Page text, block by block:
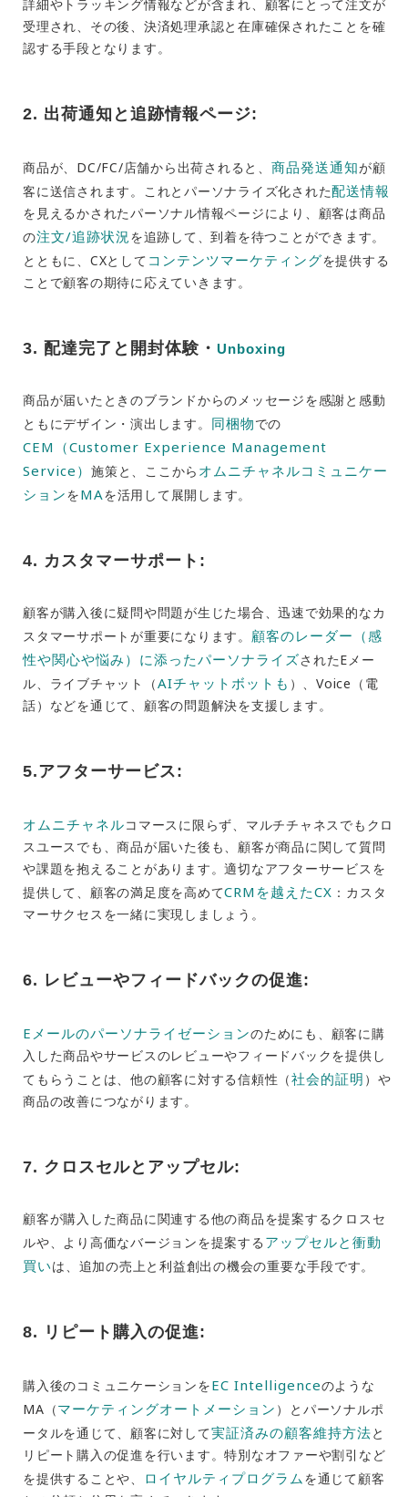
詳細やトラッキング情報などが含まれ、顧客にとって注文が
受理され、その後、決済処理承認と在庫確保されたことを確
認する手段となります。
2. 出荷通知と追跡情報ページ:
商品が、DC/FC/店舗から出荷されると、 商品発送通知が顧
客に送信されます。これとパーソナライズ化された配送情報
を見えるかされたパーソナル情報ページにより、顧客は商品
の注文/追跡状況を追跡して、到着を待つことができます。
とともに、CXとして コンテンツマーケティングを提供する
ことで顧客の期待に応えていきます。
3. 配達完了と開封体験・ Unboxing
商品が届いたときのブランドからのメッセージを感謝と感動
ともにデザイン・演出します。 同梱物での
CEM（Customer Experience Management
Service） 施策と、ここから オムニチャネルコミュニケー
ションをMAを活用して展開します。
4. カスタマーサポート:
顧客が購入後に疑問や問題が生じた場合、迅速で効果的なカ
スタマーサポートが重要になります。 顧客のレーダー（感
性や関心や悩み）に添ったパーソナライズされたEメー
ル、ライブチャット（AIチャットボットも ）、Voice（電
話）などを通じて、顧客の問題解決を支援します。
5.アフターサービス:
オムニチャネルコマースに限らず、マルチチャネスでもクロ
スユースでも、商品が届いた後も、顧客が商品に関して質問
や課題を抱えることがあります。適切なアフターサービスを
提供して、顧客の満足度を高めてCRMを越えたCX ：カスタ
マーサクセスを一緒に実現しましょう。
6. レビューやフィードバックの促進:
Eメールのパーソナライゼーションのためにも、顧客に購
入した商品やサービスのレビューやフィードバックを提供し
てもらうことは、他の顧客に対する信頼性（社会的証明 ）や
商品の改善につながります。
7. クロスセルとアップセル:
顧客が購入した商品に関連する他の商品を提案するクロスセ
ルや、より高価なバージョンを提案する アップセルと衝動
買いは、追加の売上と利益創出の機会の重要な手段です。
8. リピート購入の促進:
購入後のコミュニケーションをEC Intelligenceのような
MA（マーケティングオートメーション ）とパーソナルポ
ータルを通じて、顧客に対して実証済みの顧客維持方法と
リピート購入の促進を行います。特別なオファーや割引など
を提供することや、
ロイヤルティプログラムを通じて顧客